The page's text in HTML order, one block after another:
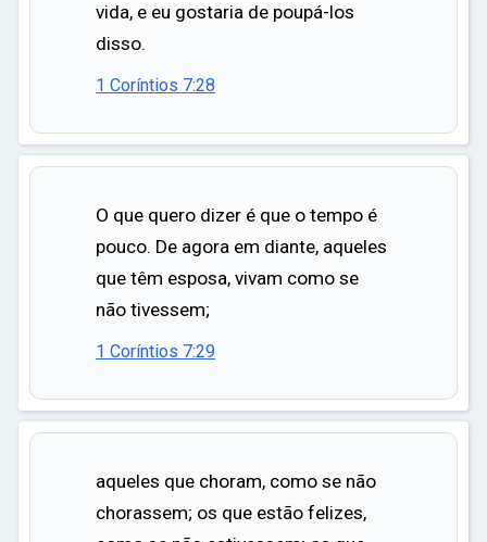
vida, e eu gostaria de poupá-los
disso.
1 Coríntios 7:28
O que quero dizer é que o tempo é
pouco. De agora em diante, aqueles
que têm esposa, vivam como se
não tivessem;
1 Coríntios 7:29
aqueles que choram, como se não
chorassem; os que estão felizes,